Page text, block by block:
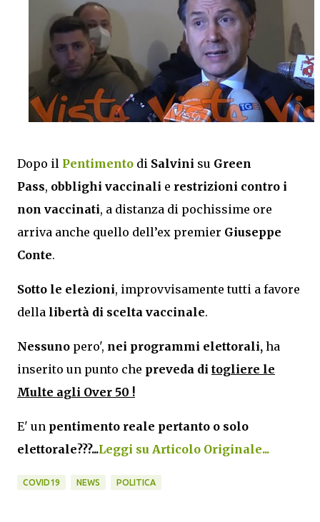
Dopo il Pentimento di Salvini su Green
Pass, obblighi vaccinali e restrizioni contro i
non vaccinati, a distanza di pochissime ore
arriva anche quello dell’ex premier Giuseppe
Conte.
Sotto le elezioni, improvvisamente tutti a favore
della libertà di scelta vaccinale.
Nessuno pero', nei programmi elettorali, ha
inserito un punto che preveda di togliere le
Multe agli Over 50 !
E' un pentimento reale pertanto o solo
elettorale???...Leggi su Articolo Originale...
COVID19 NEWS POLITICA